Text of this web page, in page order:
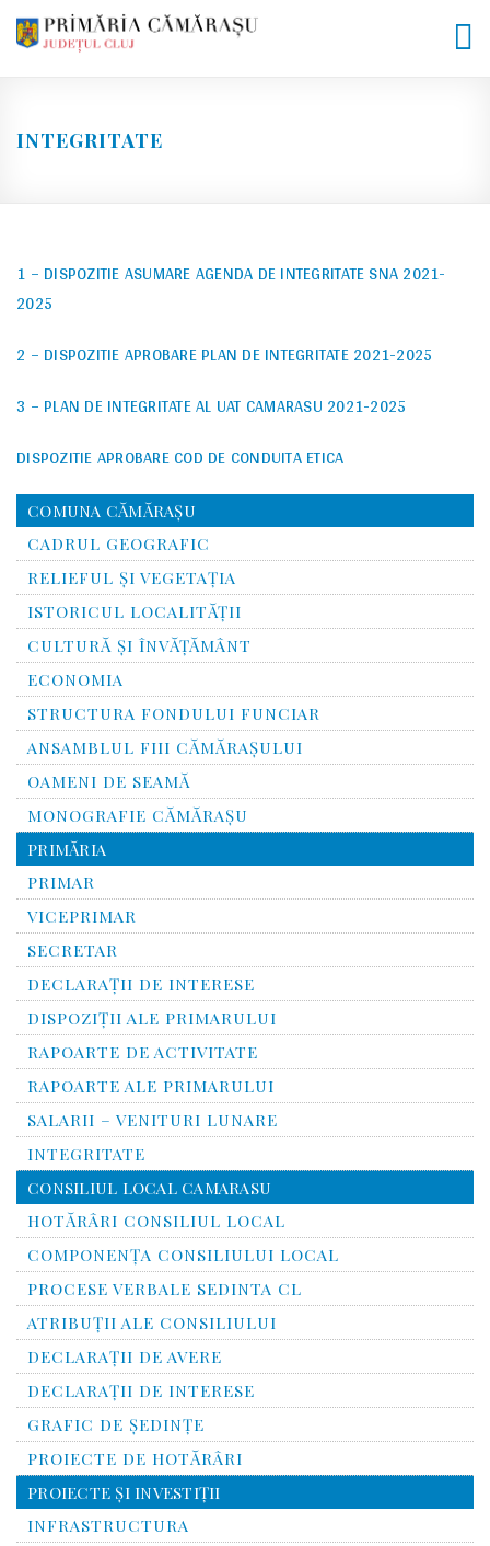
Skip
INTEGRITATE
1 – DISPOZITIE ASUMARE AGENDA DE INTEGRITATE SNA 2021-
2025
2 – DISPOZITIE APROBARE PLAN DE INTEGRITATE 2021-2025
3 – PLAN DE INTEGRITATE AL UAT CAMARASU 2021-2025
DISPOZITIE APROBARE COD DE CONDUITA ETICA
COMUNA CĂMĂRAȘU
CADRUL GEOGRAFIC
RELIEFUL ŞI VEGETAŢIA
ISTORICUL LOCALITĂŢII
CULTURĂ ŞI ÎNVĂŢĂMÂNT
ECONOMIA
STRUCTURA FONDULUI FUNCIAR
ANSAMBLUL FIII CĂMĂRAŞULUI
OAMENI DE SEAMĂ
MONOGRAFIE CĂMĂRAŞU
PRIMĂRIA
PRIMAR
VICEPRIMAR
SECRETAR
DECLARAȚII DE INTERESE
DISPOZIȚII ALE PRIMARULUI
RAPOARTE DE ACTIVITATE
RAPOARTE ALE PRIMARULUI
SALARII – VENITURI LUNARE
INTEGRITATE
CONSILIUL LOCAL CAMARASU
HOTĂRÂRI CONSILIUL LOCAL
COMPONENŢA CONSILIULUI LOCAL
PROCESE VERBALE SEDINTA CL
ATRIBUŢII ALE CONSILIULUI
DECLARAȚII DE AVERE
DECLARAŢII DE INTERESE
GRAFIC DE ŞEDINŢE
PROIECTE DE HOTĂRÂRI
PROIECTE ŞI INVESTIŢII
INFRASTRUCTURA